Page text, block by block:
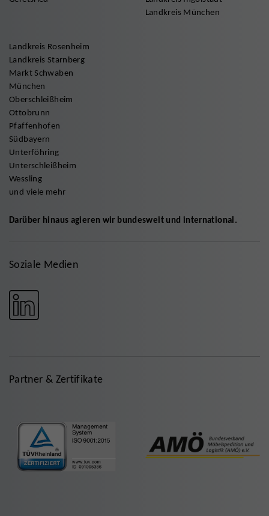
Landkreis München
Landkreis Rosenheim
Landkreis Starnberg
Markt Schwaben
München
Oberschleißheim
Ottobrunn
Pfaffenhofen
Südbayern
Unterföhring
Unterschleißheim
Wessling
und viele mehr
Darüber hinaus agieren wir bundesweit und international.
Soziale Medien
Partner & Zertifikate